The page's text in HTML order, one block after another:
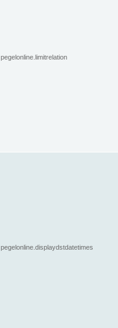
pegelonline.limitrelation
pegelonline.displaydstdatetimes